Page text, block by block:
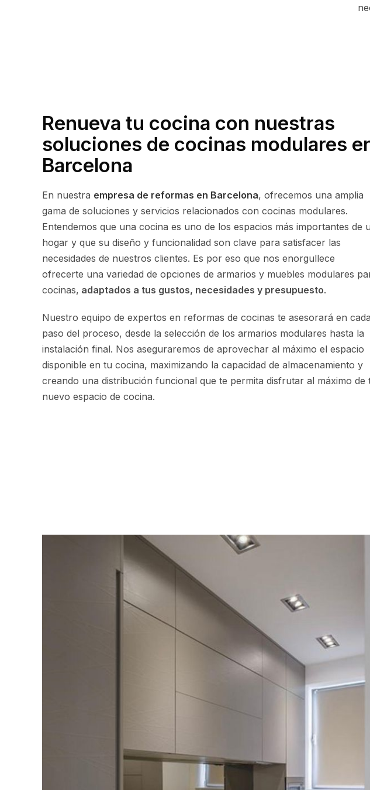
Renueva tu cocina con nuestras
soluciones de cocinas modulares
Barcelona
En nuestra empresa de reformas en Barcelona, ofrecemos una amplia
gama de soluciones y servicios relacionados con cocinas modulares.
Entendemos que una cocina es uno de los espacios más importantes de
hogar y que su diseño y funcionalidad son clave para satisfacer las
necesidades de nuestros clientes. Es por eso que nos enorgullece
ofrecerte una variedad de opciones de armarios y muebles modulares
cocinas, adaptados a tus gustos, necesidades y presupuesto.
Nuestro equipo de expertos en reformas de cocinas te asesorará en cada
paso del proceso, desde la selección de los armarios modulares hasta la
instalación final. Nos aseguraremos de aprovechar al máximo el espacio
disponible en tu cocina, maximizando la capacidad de almacenamiento y
creando una distribución funcional que te permita disfrutar al máximo de
nuevo espacio de cocina.